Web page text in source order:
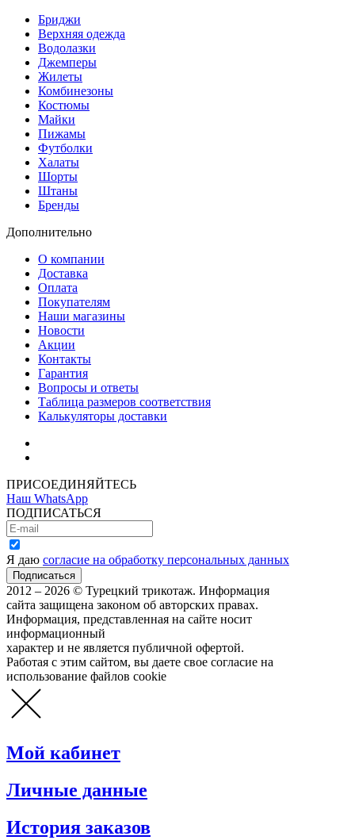
Бриджи
Верхняя одежда
Водолазки
Джемперы
Жилеты
Комбинезоны
Костюмы
Майки
Пижамы
Футболки
Халаты
Шорты
Штаны
Бренды
Дополнительно
О компании
Доставка
Оплата
Покупателям
Наши магазины
Новости
Акции
Контакты
Гарантия
Вопросы и ответы
Таблица размеров соответствия
Калькуляторы доставки
ПРИСОЕДИНЯЙТЕСЬ
Наш WhatsApp
ПОДПИСАТЬСЯ
Я даю согласие на обработку персональных данных
2012 – 2026 © Турецкий трикотаж. Информация
сайта защищена законом об авторских правах.
Информация, представленная на сайте носит
информационный
характер и не является публичной офертой.
Работая с этим сайтом, вы даете свое согласие на
использование файлов cookie
Мой кабинет
Личные данные
История заказов